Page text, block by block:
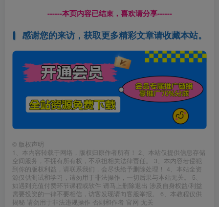
------本页内容已结束，喜欢请分享------
感谢您的来访，获取更多精彩文章请收藏本站。
© 版权声明
1、本内容转载于网络，版权归原作者所有！ 2、本站仅提供信息存储
空间服务，不拥有所有权，不承担相关法律责任。 3、本内容若侵犯
到你的版权利益，请联系我们，会尽快给予删除处理！ 4、本站全资
源仅供测试和学习，请勿用于非法操作，一切后果与本站无关。 5、
如遇到充值付费环节课程或软件 请马上删除退出 涉及自身权益/利益
需要投资的一律不要相信，访客发现请向客服举报。 6、本教程仅供
揭秘 请勿用于非法违规操作 否则和作者 官网 无关